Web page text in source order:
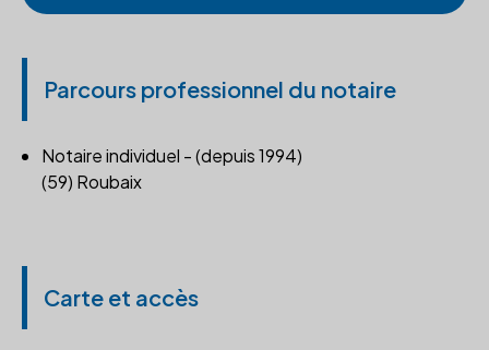
Parcours professionnel du notaire
Notaire individuel - (depuis 1994)
(59) Roubaix
Carte et accès